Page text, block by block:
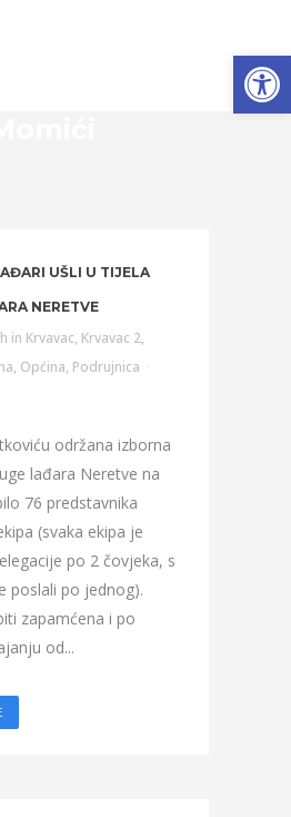
UŠLI U TIJELA
NERETVE
in Krvavac, Krvavac 2,
, Općina, Podrujnica
održana izborna
lađara Neretve na
76 predstavnika
(svaka ekipa je
po 2 čovjeka, s
poslali po jednog).
zapamćena i po
od...